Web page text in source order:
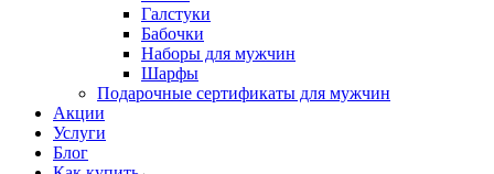
Галстуки
Бабочки
Наборы для мужчин
Шарфы
Подарочные сертификаты для мужчин
Акции
Услуги
Блог